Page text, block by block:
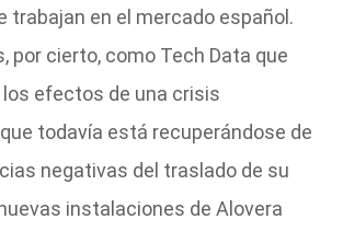
trabajan en el mercado español.
por cierto, como Tech Data que
efectos de una crisis
todavía está recuperándose de
negativas del traslado de su
instalaciones de Alovera